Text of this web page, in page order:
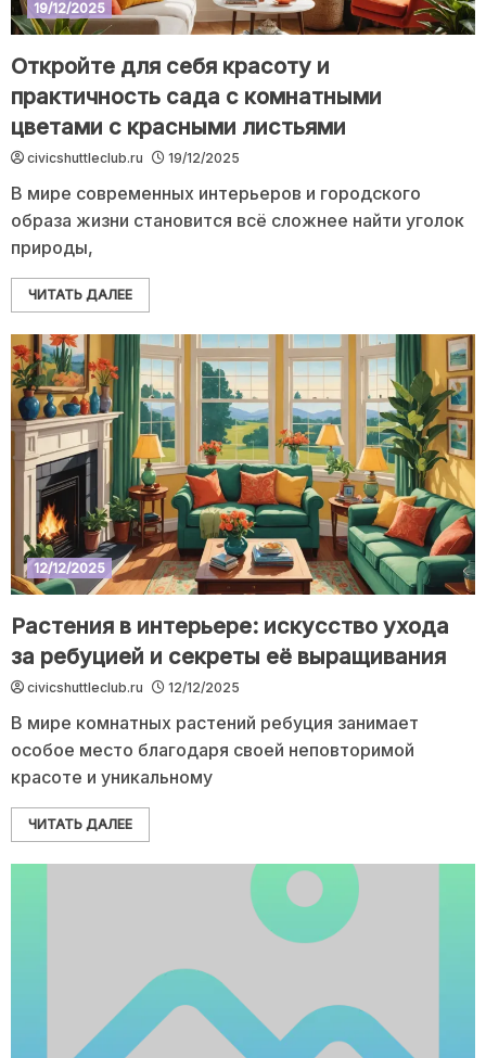
19/12/2025
Откройте для себя красоту и
практичность сада с комнатными
цветами с красными листьями
civicshuttleclub.ru 19/12/2025
В мире современных интерьеров и городского
образа жизни становится всё сложнее найти уголок
природы,
ЧИТАТЬ ДАЛЕЕ
12/12/2025
Растения в интерьере: искусство ухода
за ребуцией и секреты её выращивания
civicshuttleclub.ru 12/12/2025
В мире комнатных растений ребуция занимает
особое место благодаря своей неповторимой
красоте и уникальному
ЧИТАТЬ ДАЛЕЕ